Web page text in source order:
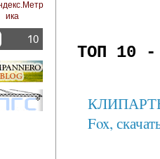
ТОП 10 -
КЛИПАРТЫ:
Fox,